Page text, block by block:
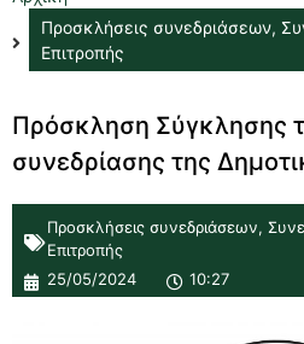
Προσκλήσεις συνεδριάσεων,
Επιτροπής
Πρόσκληση Σύγκλησης
συνεδρίασης της
Προσκλήσεις συνεδριάσεων,
Επιτροπής
25/05/2024
10:27